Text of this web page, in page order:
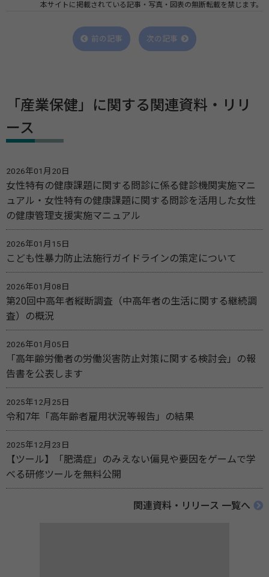
本サイトに掲載されている記事・写真・図表の無断転載を禁じます。
前の記事 次の記事
「産業保健」に関する関連資料・リリ
ース
2026年01月20日
女性特有の健康課題に関する問診に係る健診機関実施マニ
ュアル・女性特有の健康課題に関する問診を活用した女性
の健康管理支援実施マニュアル
2026年01月15日
こども性暴力防止法施行ガイドラインの策定について
2026年01月08日
第20回中高年者縦断調査（中高年者の生活に関する継続調
査）の概況
2026年01月05日
「高年齢労働者の労働災害防止対策に関する検討会」の報
告書を公表します
2025年12月25日
令和7年「高年齢者雇用状況等報告」の結果
2025年12月23日
【ツール】「肥満症」のみえない偏見や要因をゲームで学
べる研修ツールを無料公開
関連資料・リリース 一覧へ